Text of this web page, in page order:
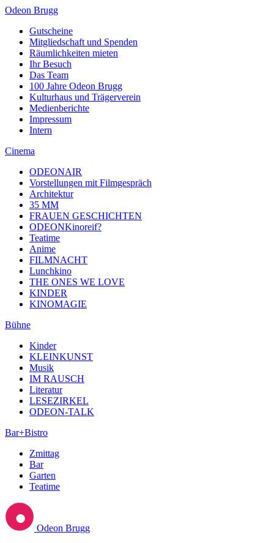
Odeon Brugg
Gutscheine
Mitgliedschaft und Spenden
Räumlichkeiten mieten
Ihr Besuch
Das Team
100 Jahre Odeon Brugg
Kulturhaus und Trägerverein
Medienberichte
Impressum
Intern
Cinema
ODEONAIR
Vorstellungen mit Filmgespräch
Architektur
35 MM
FRAUEN GESCHICHTEN
ODEONKinoreif?
Teatime
Anime
FILMNACHT
Lunchkino
THE ONES WE LOVE
KINDER
KINOMAGIE
Bühne
Kinder
KLEINKUNST
Musik
IM RAUSCH
Literatur
LESEZIRKEL
ODEON-TALK
Bar+Bistro
Zmittag
Bar
Garten
Teatime
Odeon Brugg